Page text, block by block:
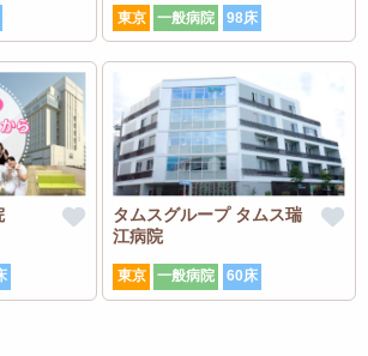
東京 一般病院 98床
タムスグループ タムス瑞
江病院
東京 一般病院 60床